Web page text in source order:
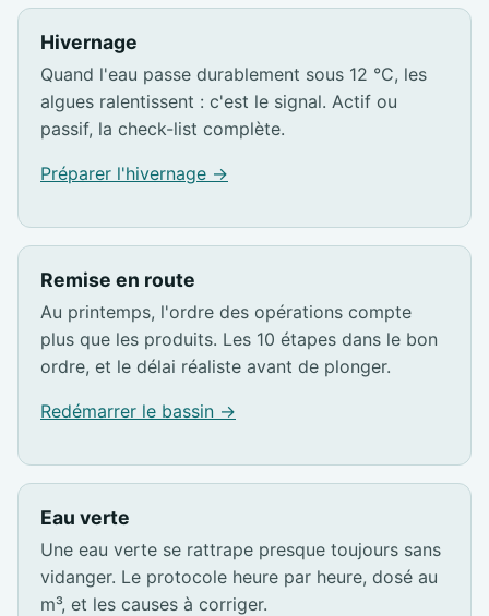
Hivernage
Quand l'eau passe durablement sous 12 °C, les
algues ralentissent : c'est le signal. Actif ou
passif, la check-list complète.
Préparer l'hivernage →
Remise en route
Au printemps, l'ordre des opérations compte
plus que les produits. Les 10 étapes dans le bon
ordre, et le délai réaliste avant de plonger.
Redémarrer le bassin →
Eau verte
Une eau verte se rattrape presque toujours sans
vidanger. Le protocole heure par heure, dosé au
m³, et les causes à corriger.